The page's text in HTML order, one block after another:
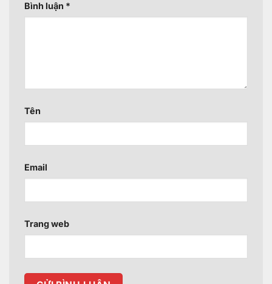
Bình luận *
Tên
Email
Trang web